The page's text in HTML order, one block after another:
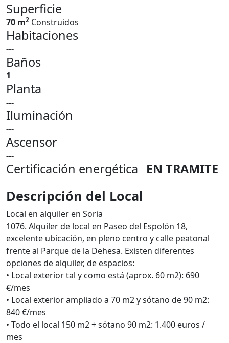
Superficie
70 m2 Construidos
Habitaciones
---
Baños
1
Planta
---
Iluminación
---
Ascensor
---
Certificación energética EN TRAMITE
Descripción del Local
Local en alquiler en Soria
1076. Alquiler de local en Paseo del Espolón 18,
excelente ubicación, en pleno centro y calle peatonal
frente al Parque de la Dehesa. Existen diferentes
opciones de alquiler, de espacios:
• Local exterior tal y como está (aprox. 60 m2): 690
€/mes
• Local exterior ampliado a 70 m2 y sótano de 90 m2:
840 €/mes
• Todo el local 150 m2 + sótano 90 m2: 1.400 euros /
mes